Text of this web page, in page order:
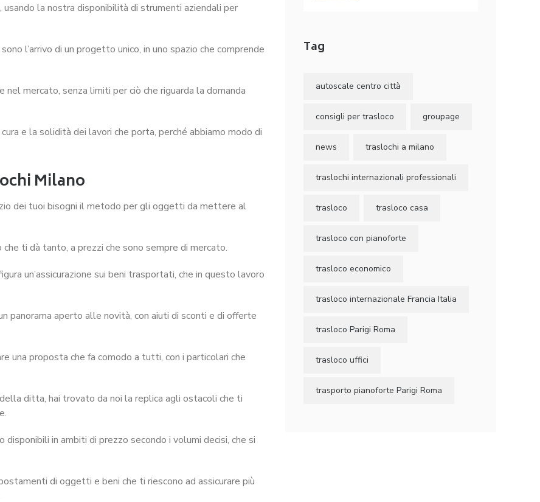
la nostra disponibilità di strumenti aziendali per
sono l’arrivo di un progetto unico, in uno spazio che comprende
mercato, senza limiti per ciò che riguarda la domanda
e la solidità dei lavori che porta, perché abbiamo modo di
Milano
dei tuoi bisogni il metodo per gli oggetti da mettere al
ti dà tanto, a prezzi che sono sempre di mercato.
un’assicurazione sui beni trasportati, che in questo lavoro
panorama aperto alle novità, con aiuti di sconti e di offerte
una proposta che fa comodo a tutti, con i particolari che
ditta, hai trovato da noi la replica agli ostacoli che ti
disponibili in ambiti di prezzo secondo i volumi decisi, che si
di oggetti e beni che ti riescono ad assicurare più
Tag
autoscale centro città
consigli per trasloco groupage
news traslochi a milano
traslochi internazionali professionali
trasloco trasloco casa
trasloco con pianoforte
trasloco economico
trasloco internazionale Francia Italia
trasloco Parigi Roma
trasloco uffici
trasporto pianoforte Parigi Roma